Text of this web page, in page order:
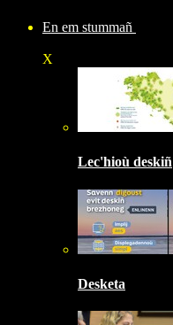
En em stummañ
X
Lec'hioù deskiñ
Desketa